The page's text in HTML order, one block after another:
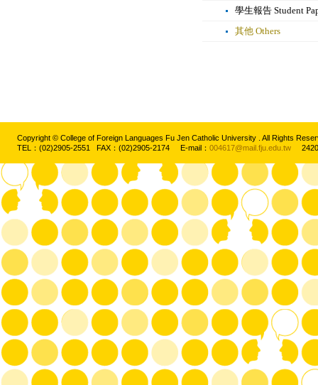
學生報告 Student
其他 Others
Copyright © College of Foreign Languages Fu Jen Catholic University . All Rights
TEL：(02)2905-2551 FAX：(02)2905-2174 E-mail： 004617@mail.fju.edu.tw